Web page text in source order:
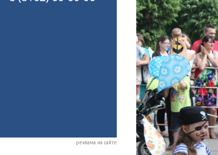
реклама на сайте